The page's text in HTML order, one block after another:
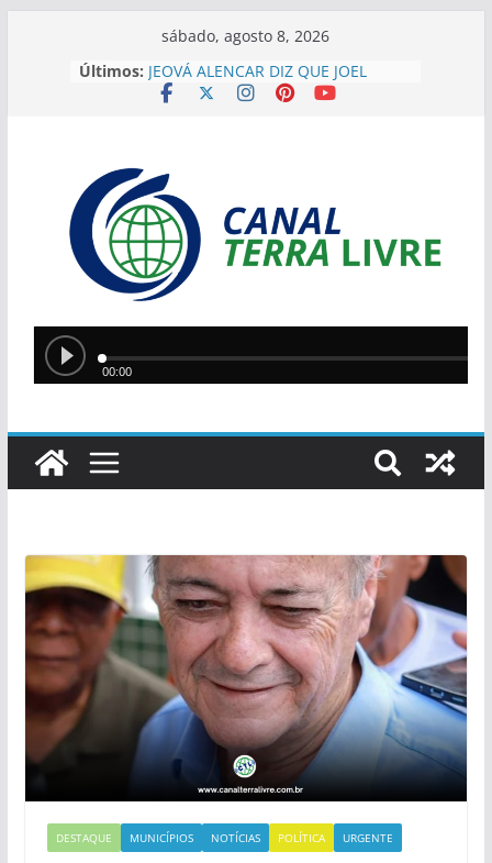
sábado, agosto 8, 2026
Últimos: JEOVÁ ALENCAR DIZ QUE JOEL
RODRIGUES REPRESENTA
JUSTIFICAR DESAFIOS DA GESTÃO
EM TERESINA
SÍLVIO MENDES ELOGIA JOEL
RODRIGUES: ” JÁ ESTOU COM
CIÚMES. É MUITO MELHOR DO QUE
EU”
ASSALTANTE NA ZONA SUDESTE
Silvio Mendes anuncia
DESTAQUE MUNICÍPIOS NOTÍCIAS POLÍTICA URGENTE